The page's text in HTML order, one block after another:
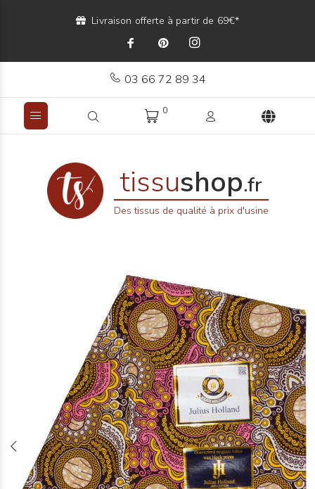
Livraison offerte à partir de 69€*
03 66 72 89 34
0
tissushop.fr
Des tissus de qualité à prix d'usine